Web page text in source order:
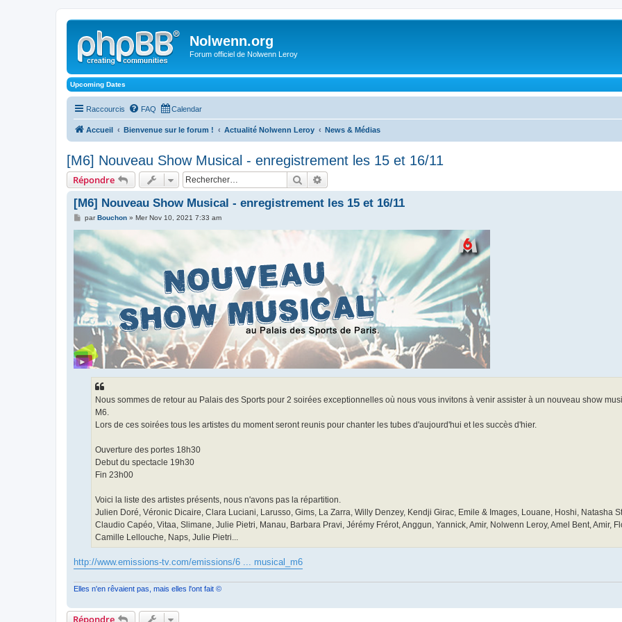
Nolwenn.org
Forum officiel de Nolwenn Leroy
Upcoming Dates
Raccourcis FAQ Calendar
Accueil Bienvenue sur le forum ! Actualité Nolwenn Leroy News & Médias
[M6] Nouveau Show Musical - enregistrement les 15 et 16/11
Répondre Rechercher
[M6] Nouveau Show Musical - enregistrement les 15 et 16/11
M
s
a
g
e
parBouchon» Mer Nov 10, 2021 7:33 am
Nous sommes de retour au Palais des Sports pour 2 soirées exceptionnelles où nous vous invitons à venir assister à un nouveau show
M6.
Lors de ces soirées tous les artistes du moment seront reunis pour chanter les tubes d'aujourd'hui et les succès d'hier.
Ouverture des portes 18h30
Debut du spectacle 19h30
Fin 23h00
Voici la liste des artistes présents, nous n'avons pas la répartition.
Julien Doré, Véronic Dicaire, Clara Luciani, Larusso, Gims, La Zarra, Willy Denzey, Kendji Girac, Emile & Images, Louane, Hoshi, Natasha
Claudio Capéo, Vitaa, Slimane, Julie Pietri, Manau, Barbara Pravi, Jérémy Frérot, Anggun, Yannick, Amir, Nolwenn Leroy, Amel Bent, Amir,
Camille Lellouche, Naps, Julie Pietri...
http://www.emissions-tv.com/emissions/6 ... musical_m6
Elles n'en rêvaient pas, mais elles l'ont fait ©
Répondre